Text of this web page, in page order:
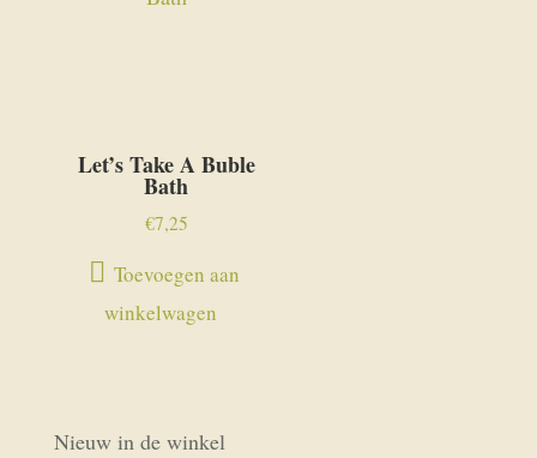
Let’s Take A Buble
Bath
€7,25
Toevoegen aan
winkelwagen
Nieuw in de winkel